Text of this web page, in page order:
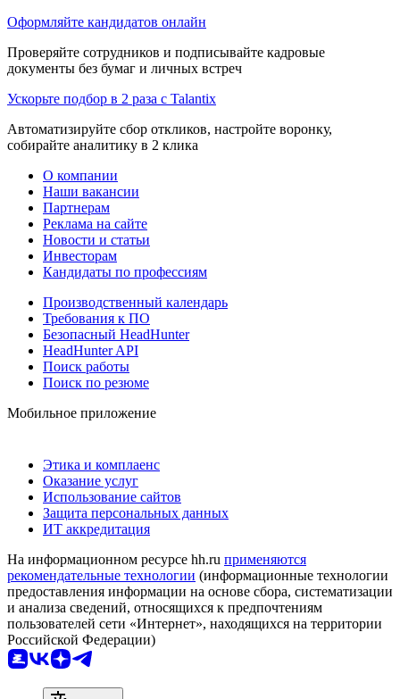
Оформляйте кандидатов онлайн
Проверяйте сотрудников и подписывайте кадровые
документы без бумаг и личных встреч
Ускорьте подбор в 2 раза с Talantix
Автоматизируйте сбор откликов, настройте воронку,
собирайте аналитику в 2 клика
О компании
Наши вакансии
Партнерам
Реклама на сайте
Новости и статьи
Инвесторам
Кандидаты по профессиям
Производственный календарь
Требования к ПО
Безопасный HeadHunter
HeadHunter API
Поиск работы
Поиск по резюме
Мобильное приложение
Этика и комплаенс
Оказание услуг
Использование сайтов
Защита персональных данных
ИТ аккредитация
На информационном ресурсе hh.ru применяются
рекомендательные технологии (информационные технологии
предоставления информации на основе сбора, систематизации
и анализа сведений, относящихся к предпочтениям
пользователей сети «Интернет», находящихся на территории
Российской Федерации)